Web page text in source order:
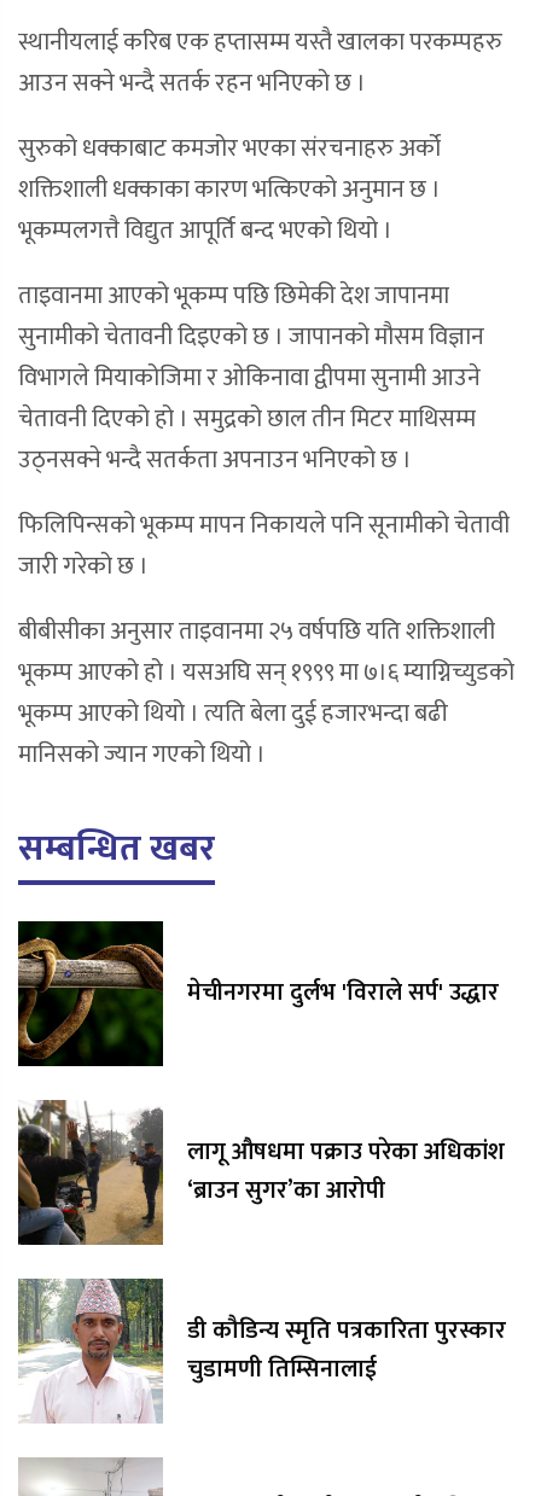
स्थानीयलाई करिब एक हप्तासम्म यस्तै खालका परकम्पहरु
आउन सक्ने भन्दै सतर्क रहन भनिएको छ ।
सुरुको धक्काबाट कमजोर भएका संरचनाहरु अर्को
शक्तिशाली धक्काका कारण भत्किएको अनुमान छ ।
भूकम्पलगत्तै विद्युत आपूर्ति बन्द भएको थियो ।
ताइवानमा आएको भूकम्प पछि छिमेकी देश जापानमा
सुनामीको चेतावनी दिइएको छ । जापानको मौसम विज्ञान
विभागले मियाकोजिमा र ओकिनावा द्वीपमा सुनामी आउने
चेतावनी दिएको हो । समुद्रको छाल तीन मिटर माथिसम्म
उठ्नसक्ने भन्दै सतर्कता अपनाउन भनिएको छ ।
फिलिपिन्सको भूकम्प मापन निकायले पनि सूनामीको चेतावी
जारी गरेको छ ।
बीबीसीका अनुसार ताइवानमा २५ वर्षपछि यति शक्तिशाली
भूकम्प आएको हो । यसअघि सन् १९९९ मा ७।६ म्याग्निच्युडको
भूकम्प आएको थियो । त्यति बेला दुई हजारभन्दा बढी
मानिसको ज्यान गएको थियो ।
सम्बन्धित खबर
मेचीनगरमा दुर्लभ 'विराले सर्प' उद्धार
लागू औषधमा पक्राउ परेका अधिकांश
‘ब्राउन सुगर’का आरोपी
डी कौडिन्य स्मृति पत्रकारिता पुरस्कार
चुडामणी तिम्सिनालाई